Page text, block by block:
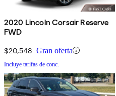
2020 Lincoln Corsair Reserve
FWD
$20,548 Gran oferta
Incluye tarifas de conc.